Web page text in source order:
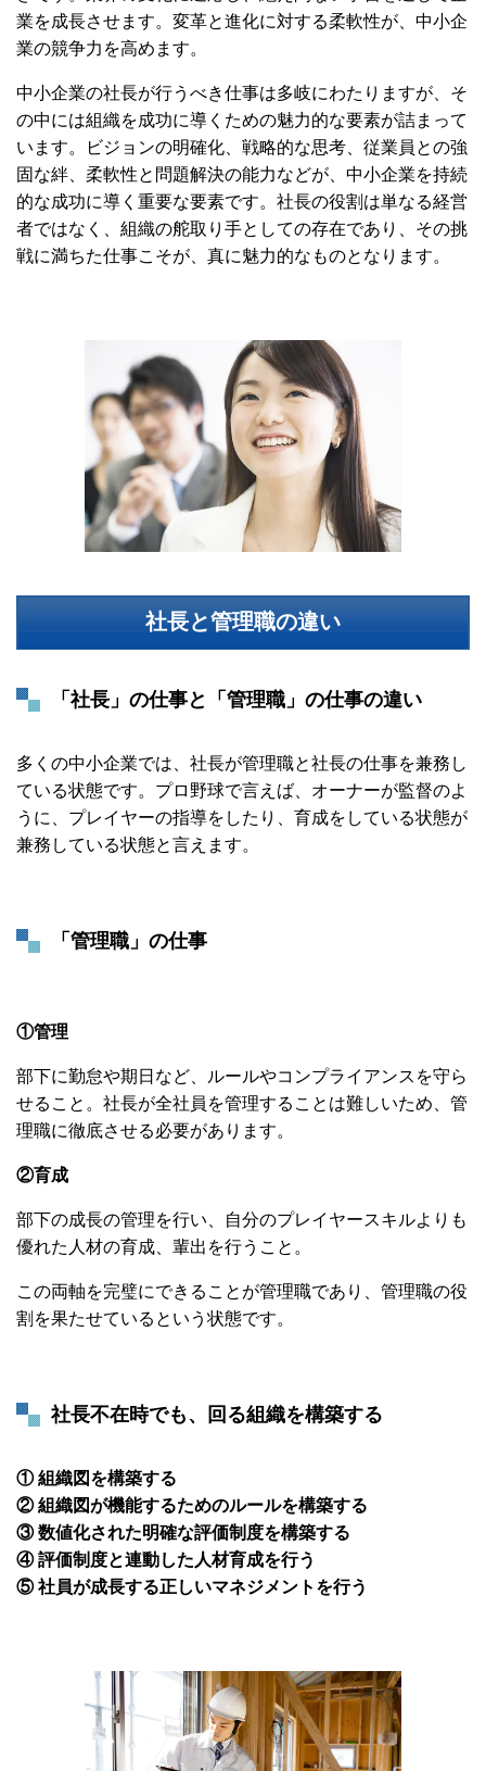
業を成長させます。変革と進化に対する柔軟性が、中小企
業の競争力を高めます。
中小企業の社長が行うべき仕事は多岐にわたりますが、そ
の中には組織を成功に導くための魅力的な要素が詰まって
います。ビジョンの明確化、戦略的な思考、従業員との強
固な絆、柔軟性と問題解決の能力などが、中小企業を持続
的な成功に導く重要な要素です。社長の役割は単なる経営
者ではなく、組織の舵取り手としての存在であり、その挑
戦に満ちた仕事こそが、真に魅力的なものとなります。
社長と管理職の違い
「社長」の仕事と「管理職」の仕事の違い
多くの中小企業では、社長が管理職と社長の仕事を兼務し
ている状態です。プロ野球で言えば、オーナーが監督のよ
うに、プレイヤーの指導をしたり、育成をしている状態が
兼務している状態と言えます。
「管理職」の仕事
①管理
部下に勤怠や期日など、ルールやコンプライアンスを守ら
せること。社長が全社員を管理することは難しいため、管
理職に徹底させる必要があります。
②育成
部下の成長の管理を行い、自分のプレイヤースキルよりも
優れた人材の育成、輩出を行うこと。
この両軸を完璧にできることが管理職であり、管理職の役
割を果たせているという状態です。
社長不在時でも、回る組織を構築する
① 組織図を構築する
② 組織図が機能するためのルールを構築する
③ 数値化された明確な評価制度を構築する
④ 評価制度と連動した人材育成を行う
⑤ 社員が成長する正しいマネジメントを行う